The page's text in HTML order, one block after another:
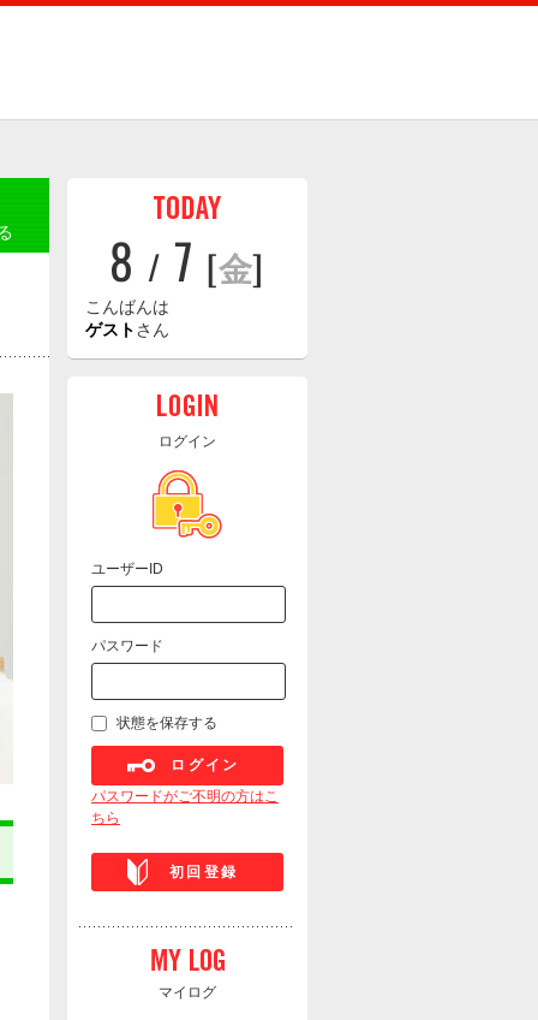
8 / 7 [金]
こんばんは
ゲストさん
ログイン
ユーザーID
パスワード
状態を保存する
ログイン
パスワードがご不明の方はこ
ちら
初回登録
マイログ